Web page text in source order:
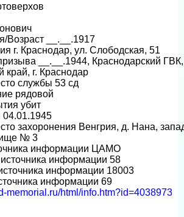
Возраст __.__.1917
г. Краснодар, ул. Слободская, 51
__.__.1944, Краснодарский ГВК,
край, г. Краснодар
службы 53 сд
рядовой
убит
захоронения Венгрия, д. Нана,
№ 3
информации ЦАМО
информации 58
информации 18003
информации 69
memorial.ru/html/info.htm?id=4038973